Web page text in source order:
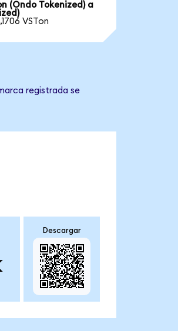
(Ondo Tokenized) a
VSTon
registrada se
Descargar